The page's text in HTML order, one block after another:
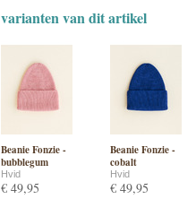
varianten van dit artikel
Beanie Fonzie -
bubblegum
Hvid
€ 49,95
Beanie Fonzie -
cobalt
Hvid
€ 49,95